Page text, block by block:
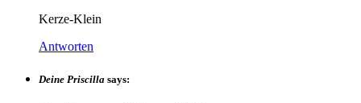
Kerze-Klein
Antworten
Deine Priscilla says: